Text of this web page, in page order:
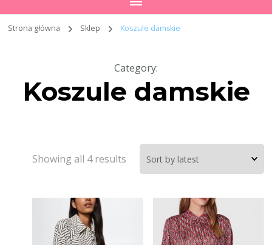
Strona główna Sklep Koszule damskie
Category:
Koszule damskie
Showing all 4 results